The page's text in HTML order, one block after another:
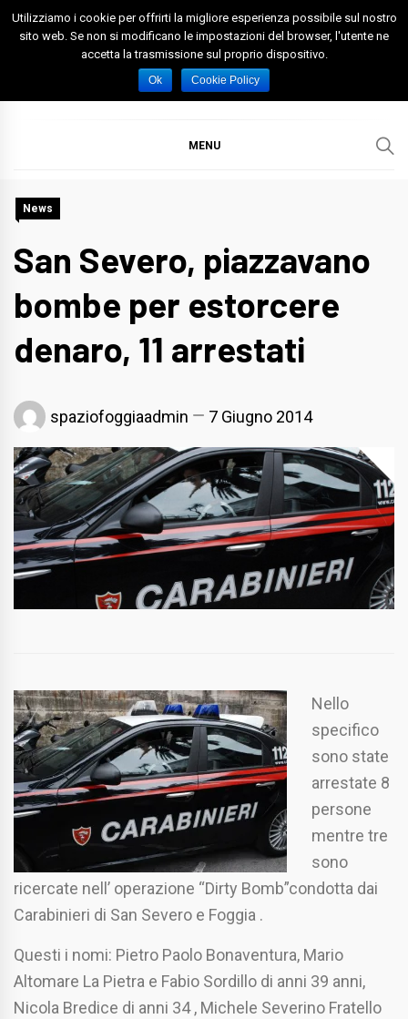
Skip
Spazio Foggia
Foggia News Calcio Eventi e Attività nella Capitanata
MENU
News
San Severo, piazzavano
bombe per estorcere
denaro, 11 arrestati
spaziofoggiaadmin 7 Giugno 2014
Nello
specifico
sono state
arrestate 8
persone
mentre tre
sono
ricercate nell’ operazione “Dirty Bomb”condotta dai
Carabinieri di San Severo e Foggia .
Questi i nomi: Pietro Paolo Bonaventura, Mario
Altomare La Pietra e Fabio Sordillo di anni 39 anni,
Nicola Bredice di anni 34 , Michele Severino Fratello
Utilizziamo i cookie per offrirti la migliore esperienza possibile sul nostro
sito web. Se non si modificano le impostazioni del browser, l'utente ne
accetta la trasmissione sul proprio dispositivo.
Ok Cookie Policy